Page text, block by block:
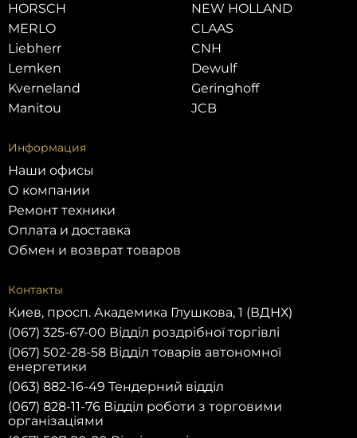
HORSCH
MERLO
Liebherr
Lemken
Kverneland
Manitou
NEW HOLLAND
CLAAS
CNH
Dewulf
Geringhoff
JCB
Информация
Наши офисы
О компании
Ремонт техники
Оплата и доставка
Обмен и возврат товаров
Контакты
Киев, просп. Академика Глушкова, 1 (ВДНХ)
(067) 325-67-00 Відділ роздрібної торгівлі
(067) 502-28-58 Відділ товарів автономної
енергетики
(063) 882-16-49 Тендерний відділ
(067) 828-11-76 Відділ роботи з торговими
організаціями